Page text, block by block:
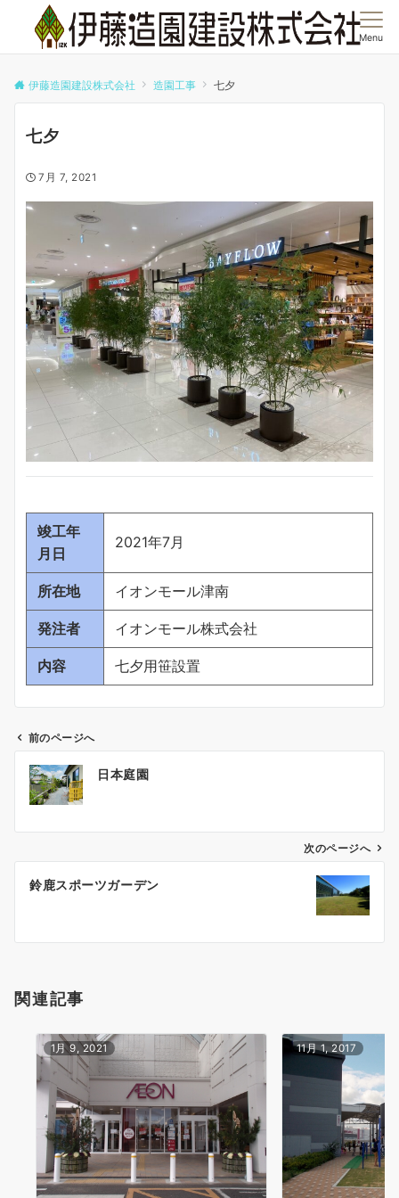
Menu
伊藤造園建設株式会社 造園工事 七夕
七夕
7月 7, 2021
竣工年
月日
2021年7月
所在地 イオンモール津南
発注者 イオンモール株式会社
内容 七夕用笹設置
ビ
ン
前のページへ
日本庭園
次のページへ
鈴鹿スポーツガーデン
関連記事
1月 9, 2021 11月 1, 2017